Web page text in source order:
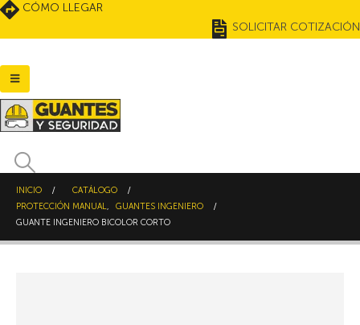
CÓMO LLEGAR
SOLICITAR COTIZACIÓN
INICIO
CATÁLOGO
PROTECCIÓN MANUAL,
GUANTES INGENIERO
GUANTE INGENIERO BICOLOR CORTO